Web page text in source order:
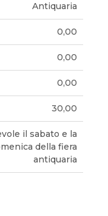
Antiquaria
0,00
0,00
0,00
30,00
il sabato e la
della fiera
antiquaria